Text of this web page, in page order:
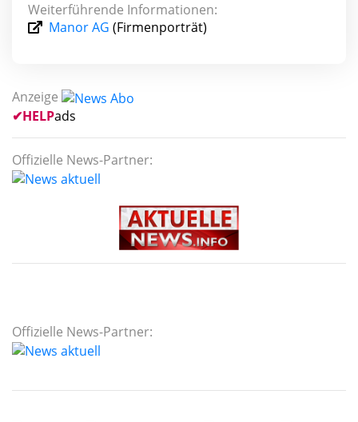
Weiterführende Informationen:
Manor AG (Firmenporträt)
Anzeige
✔HELPads
Offizielle News-Partner:
Offizielle News-Partner: